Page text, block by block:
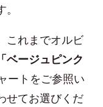
これまでオルビ
「ベージュピンク
ートをご参照い
せてお選びくだ